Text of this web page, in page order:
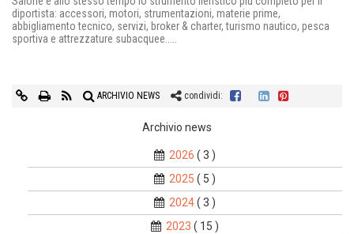
diportista: accessori, motori, strumentazioni, materie prime,
abbigliamento tecnico, servizi, broker & charter, turismo nautico, pesca
sportiva e attrezzature subacquee.....
ARCHIVIO NEWS condividi:
Archivio news
2026 ( 3 )
2025 ( 5 )
2024( 3 )
2023 ( 15 )